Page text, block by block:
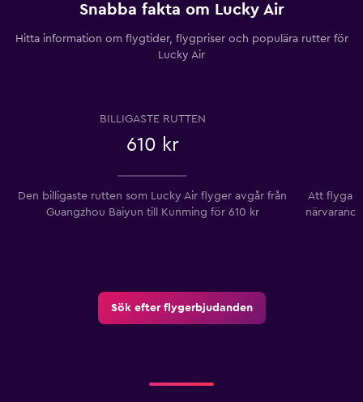
Snabba fakta om Lucky Air
Hitta information om flygtider, flygpriser och populära rutter för
Lucky Air
BILLIGASTE RUTTEN
610 kr
Den billigaste rutten som Lucky Air flyger avgår från
Guangzhou Baiyun till Kunming ​​för 610 kr
Att flyga
Sök efter flygerbjudanden